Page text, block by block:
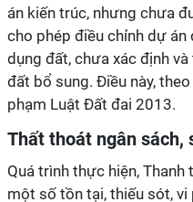
án kiến trúc, nhưng chưa
cho phép điều chỉnh dự
dụng đất, chưa xác định
đất bổ sung. Điều này,
phạm Luật Đất đai 2013.
Thất thoát ngân sách,
Quá trình thực hiện, Thanh
một số tồn tại, thiếu sót, vi